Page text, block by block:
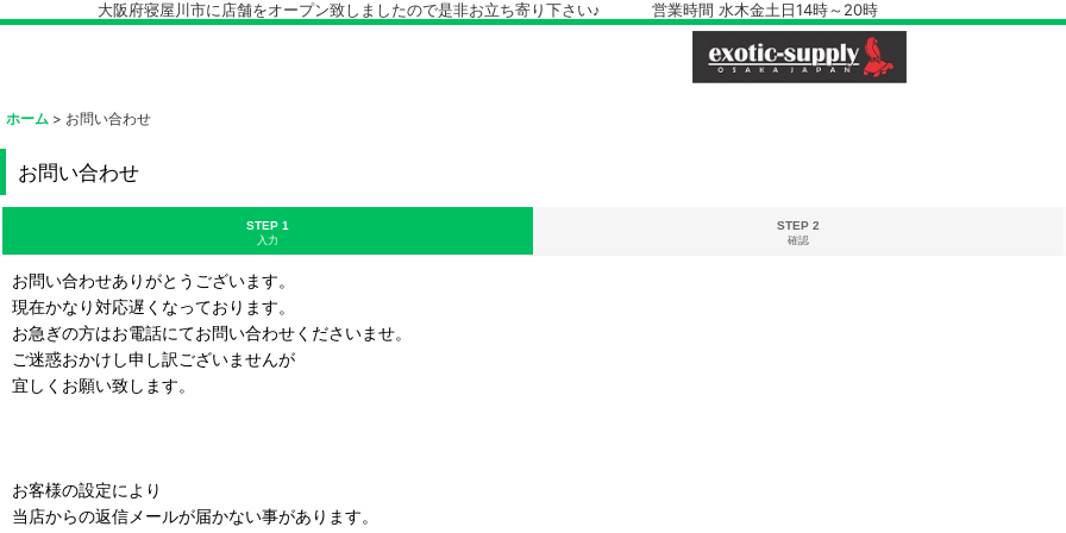
大阪府寝屋川市に店舗をオープン致しましたので是非お立ち寄り下さい♪ 営業時間 水木金土日14時～20時
ホーム > お問い合わせ
お問い合わせ
STEP 1
入力
STEP 2
確認
お問い合わせありがとうございます。
現在かなり対応遅くなっております。
お急ぎの方はお電話にてお問い合わせくださいませ。
ご迷惑おかけし申し訳ございませんが
宜しくお願い致します。
お客様の設定により
当店からの返信メールが届かない事があります。